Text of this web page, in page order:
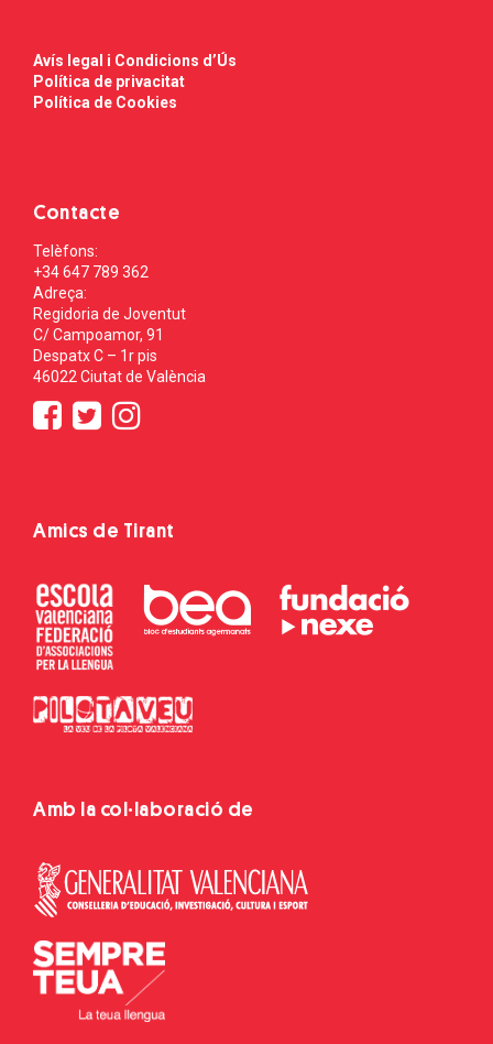
Avís legal i Condicions d’Ús
Política de privacitat
Política de Cookies
Contacte
Telèfons:
+34 647 789 362
Adreça:
Regidoria de Joventut
C/ Campoamor, 91
Despatx C – 1r pis
46022 Ciutat de València
Amics de Tirant
Amb la col·laboració de